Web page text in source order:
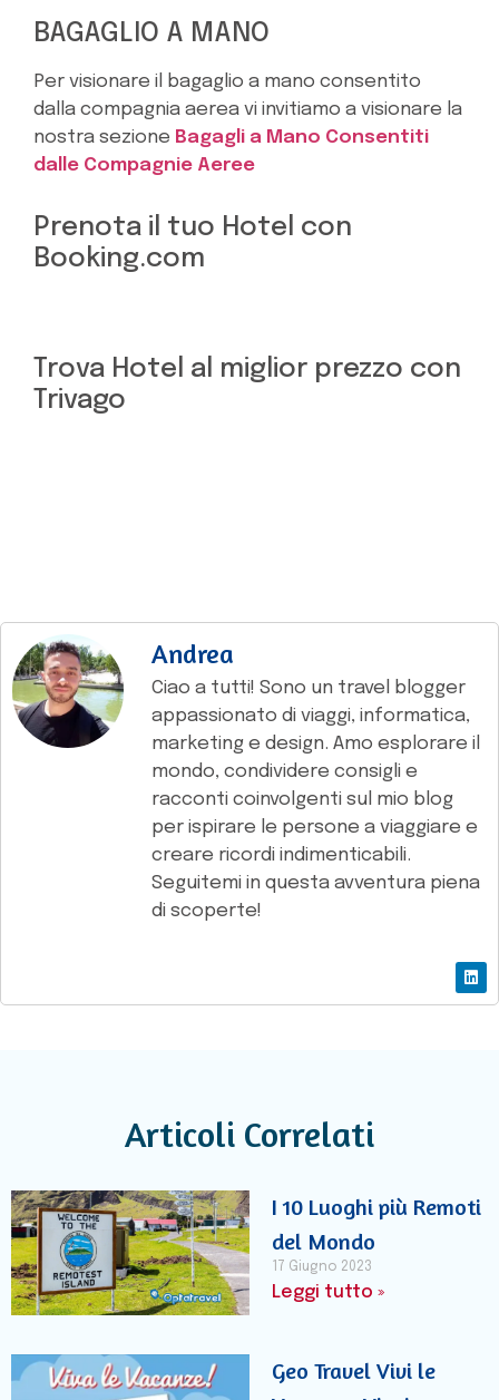
BAGAGLIO A MANO
Per visionare il bagaglio a mano consentito
dalla compagnia aerea vi invitiamo a visionare la
nostra sezione Bagagli a Mano Consentiti
dalle Compagnie Aeree
Prenota il tuo Hotel con
Booking.com
Trova Hotel al miglior prezzo con
Trivago
Andrea
Ciao a tutti! Sono un travel blogger
appassionato di viaggi, informatica,
marketing e design. Amo esplorare il
mondo, condividere consigli e
racconti coinvolgenti sul mio blog
per ispirare le persone a viaggiare e
creare ricordi indimenticabili.
Seguitemi in questa avventura piena
di scoperte!
Articoli Correlati
I 10 Luoghi più Remoti
del Mondo
17 Giugno 2023
Leggi tutto »
Geo Travel Vivi le